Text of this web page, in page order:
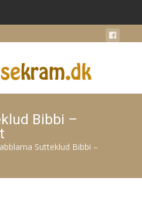
Bibbi –
Sutteklud Bibbi –